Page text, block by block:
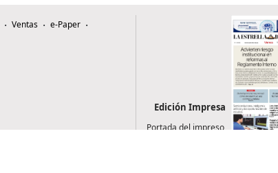
Ventas
e-Paper
Edición Impresa
Portada del impreso